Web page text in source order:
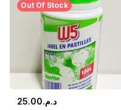
Out Of Stock
د.م.25.00